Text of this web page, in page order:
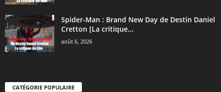
Spider-Man : Brand New Day de Destin Daniel
Cretton [La critique...
août 6, 2026
CATÉGORIE POPULAIRE